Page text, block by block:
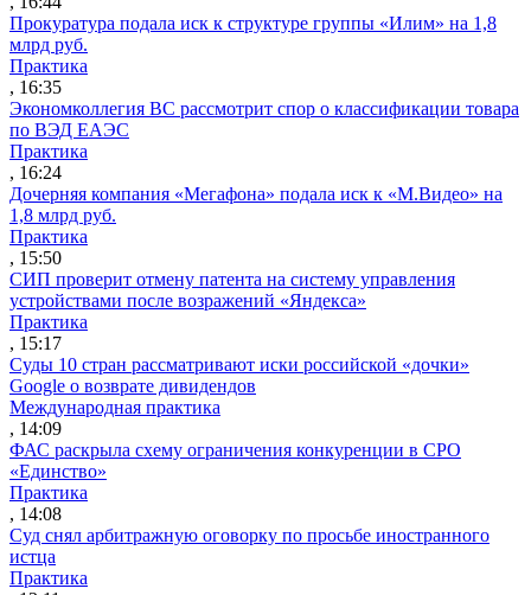
Прокуратура подала иск к структуре группы «Илим» на 1,8
млрд руб.
Практика
, 16:35
Экономколлегия ВС рассмотрит спор о классификации товара
по ВЭД ЕАЭС
Практика
, 16:24
Дочерняя компания «Мегафона» подала иск к «М.Видео» на
1,8 млрд руб.
Практика
, 15:50
СИП проверит отмену патента на систему управления
устройствами после возражений «Яндекса»
Практика
, 15:17
Суды 10 стран рассматривают иски российской «дочки»
Google о возврате дивидендов
Международная практика
, 14:09
ФАС раскрыла схему ограничения конкуренции в СРО
«Единство»
Практика
, 14:08
Суд снял арбитражную оговорку по просьбе иностранного
истца
Практика